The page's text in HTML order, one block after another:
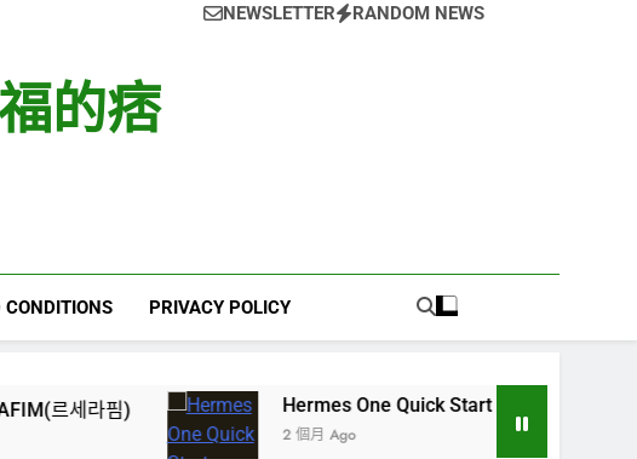
的痞
NEWSLETTER RANDOM NEWS
PRIVACY POLICY
라핌) Hermes One Quick Start Guide using
2 個月 Ago